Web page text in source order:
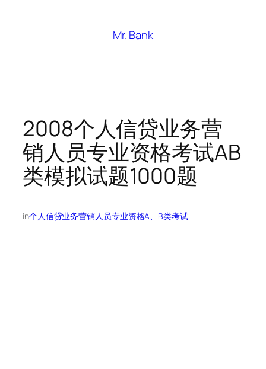
Mr. Bank
2008个人信贷业务营
销人员专业资格考试AB
类模拟试题1000题
in个人信贷业务营销人员专业资格A、B类考试